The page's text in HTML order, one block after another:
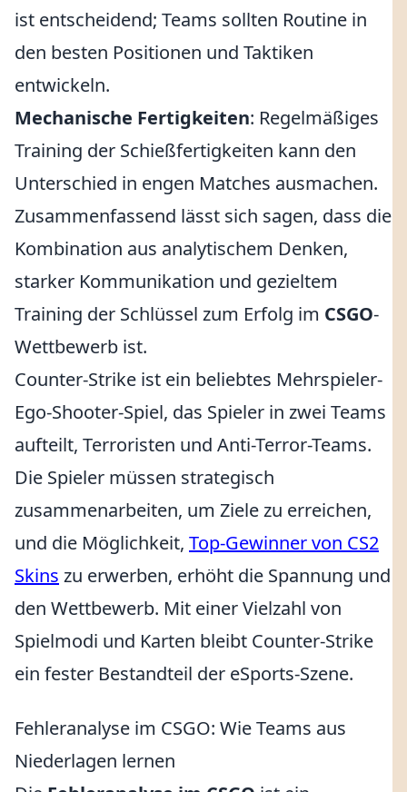
ist entscheidend; Teams sollten Routine in
den besten Positionen und Taktiken
entwickeln.
Mechanische Fertigkeiten: Regelmäßiges
Training der Schießfertigkeiten kann den
Unterschied in engen Matches ausmachen.
Zusammenfassend lässt sich sagen, dass die
Kombination aus analytischem Denken,
starker Kommunikation und gezieltem
Training der Schlüssel zum Erfolg im CSGO-
Wettbewerb ist.
Counter-Strike ist ein beliebtes Mehrspieler-
Ego-Shooter-Spiel, das Spieler in zwei Teams
aufteilt, Terroristen und Anti-Terror-Teams.
Die Spieler müssen strategisch
zusammenarbeiten, um Ziele zu erreichen,
und die Möglichkeit, Top-Gewinner von CS2
Skins zu erwerben, erhöht die Spannung und
den Wettbewerb. Mit einer Vielzahl von
Spielmodi und Karten bleibt Counter-Strike
ein fester Bestandteil der eSports-Szene.
Fehleranalyse im CSGO: Wie Teams aus
Niederlagen lernen